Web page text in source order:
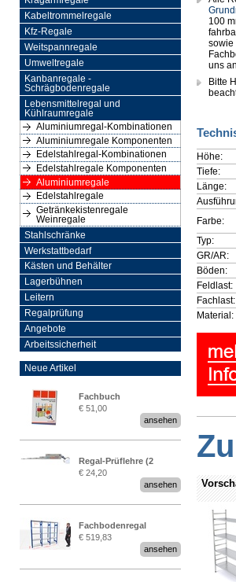
Kabeltrommelregale
Kfz-Regale
Weitspannregale
Umweltregale
Kanbanregale -
Schrägbodenregale
Lebensmittelregal und
Kühlraumregale
Aluminiumregal-Kombinationen
Aluminiumregale Komponenten
Edelstahlregal-Kombinationen
Edelstahlregale Komponenten
Aluminiumregale
Edelstahlregale
Getränkekistenregale
Weinregale
Stahlschränke
Werkstattbedarf
Kästen und Behälter
Lagerbühnen
Leitern
Regalprüfung
Angebote
Arbeitssicherheit
Neue Artikel
Fachbuch
„Regalprüfung nach DIN
€ 51,00
ansehen
Regal-Prüflehre (2
Stück)
€ 24,20
ansehen
Fachbodenregal
Stecksystem MultiPlus
2,25 Meter breit
€ 519,83
ansehen
100
sowie
uns
Bitte
Höhe:
Tiefe:
Länge:
Farbe:
Typ:
GR/AR:
Böden:
Feldlast:
Fachlast:
Material: